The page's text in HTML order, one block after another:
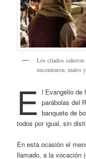
Los criados salieron
encontraron, malos
E l Evangelio de
parábolas del
banquete de
todos por igual, sin
En esta ocasión el
llamado, a la vocación